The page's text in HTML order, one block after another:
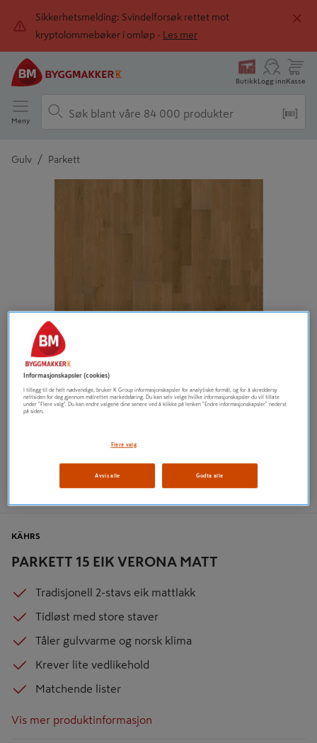
Sikkerhetsmelding: Svindelforsøk rettet mot
kryptolommebøker i omløp -
Les mer
ButikkLogg innKasse
Meny
Gulv / Parkett
Tidligere Neste
PARKETT 15 EIK VERONA MATT
KÄHRS
Tradisjonell 2-stavs eik mattlakk
Tidløst med store staver
Tåler gulvvarme og norsk klima
Krever lite vedlikehold
Matchende lister
Vis mer produktinformasjon
Informasjonskapsler (cookies)
I tillegg til de helt nødvendige, bruker K Group informasjonskapsler for analytiske formål, og for å skreddersy
nettsiden for deg gjennom målrettet markedsføring. Du kan selv velge hvilke informasjonskapsler du vil tillate
under "Flere valg". Du kan endre valgene dine senere ved å klikke på lenken "Endre informasjonskapsler" nederst
på siden.
Flere valg
Avvis alle Godta alle